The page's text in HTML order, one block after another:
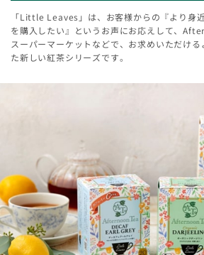
「Little Leaves」は、お客様からの『より身
を購入したい』というお声にお応えして、
スーパーマーケットなどで、お求めいただけ
た新しい紅茶シリーズです。